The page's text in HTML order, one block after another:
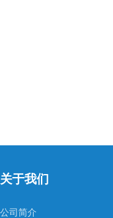
关于我们
公司简介